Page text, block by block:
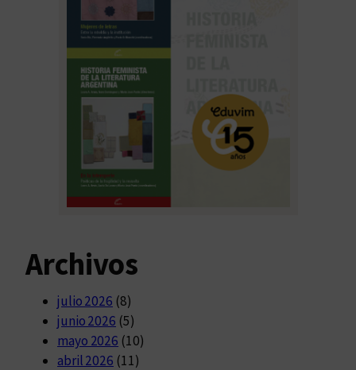
Archivos
julio 2026 (8)
junio 2026 (5)
mayo 2026 (10)
abril 2026 (11)